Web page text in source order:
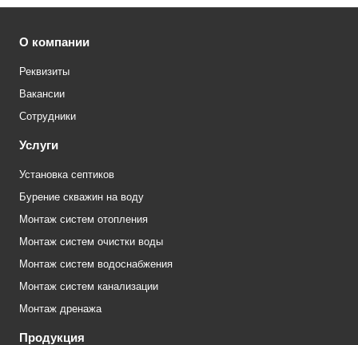
О компании
Реквизиты
Вакансии
Сотрудники
Услуги
Установка септиков
Бурение скважин на воду
Монтаж систем отопления
Монтаж систем очистки воды
Монтаж систем водоснабжения
Монтаж систем канализации
Монтаж дренажа
Продукция